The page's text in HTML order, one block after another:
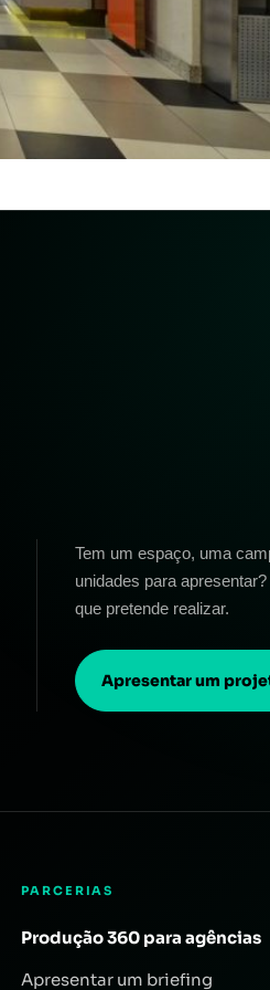
Tem um espaço, uma
unidades para
que pretende realizar.
Apresentar um
PARCERIAS
Produção 360 para agências
Apresentar um briefing